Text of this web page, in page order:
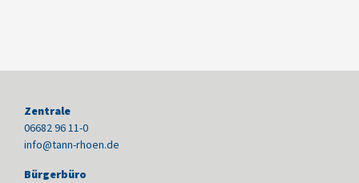
Zentrale
06682 96 11-0
info@tann-rhoen.de
Bürgerbüro